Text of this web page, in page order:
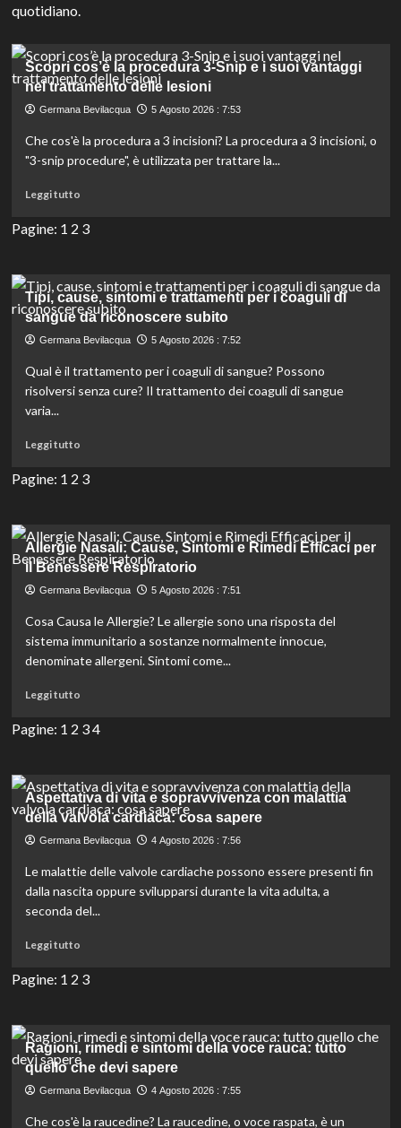
quotidiano.
Scopri cos’è la procedura 3-Snip e i suoi vantaggi
nel trattamento delle lesioni
Germana Bevilacqua 5 Agosto 2026 : 7:53
Che cos'è la procedura a 3 incisioni? La procedura a 3 incisioni, o
"3-snip procedure", è utilizzata per trattare la...
Leggi tuttoLeggi
più
la
procedura
Snip
i
suoi
trattamento
lesioni
Pagine: 1 2 3
Tipi, cause, sintomi e trattamenti per i coaguli di
sangue da riconoscere subito
Germana Bevilacqua 5 Agosto 2026 : 7:52
Qual è il trattamento per i coaguli di sangue? Possono
risolversi senza cure? Il trattamento dei coaguli di sangue
varia...
Leggi tuttoLeggi
più
sintomi
e
per
coaguli
di
sangue
riconoscere
Pagine: 1 2 3
Allergie Nasali: Cause, Sintomi e Rimedi Efficaci per
il Benessere Respiratorio
Germana Bevilacqua 5 Agosto 2026 : 7:51
Cosa Causa le Allergie? Le allergie sono una risposta del
sistema immunitario a sostanze normalmente innocue,
denominate allergeni. Sintomi come...
Leggi tuttoLeggi
più
Cause,
Sintomi
Rimedi
per
il
Benessere
Pagine: 1 2 34
Aspettativa di vita e sopravvivenza con malattia
della valvola cardiaca: cosa sapere
Germana Bevilacqua 4 Agosto 2026 : 7:56
Le malattie delle valvole cardiache possono essere presenti fin
dalla nascita oppure svilupparsi durante la vita adulta, a
seconda del...
Leggi tuttoLeggi
più
vita
e
sopravvivenza
con
Pagine: 1 2 3
Ragioni, rimedi e sintomi della voce rauca: tutto
quello che devi sapere
Germana Bevilacqua 4 Agosto 2026 : 7:55
Che cos'è la raucedine? La raucedine, o voce raspata, è un